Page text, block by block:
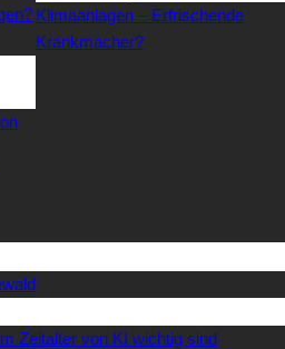
Klimaanlagen – Erfrischende
Krankmacher?
Zeitalter von KI wichtig sind